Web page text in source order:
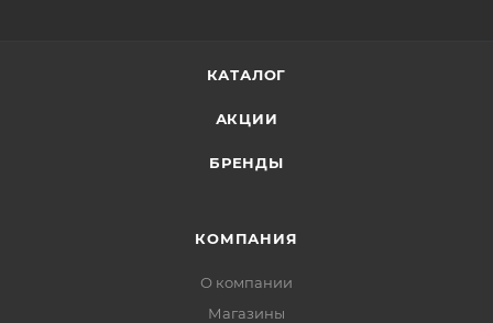
КАТАЛОГ
АКЦИИ
БРЕНДЫ
КОМПАНИЯ
О компании
Магазины